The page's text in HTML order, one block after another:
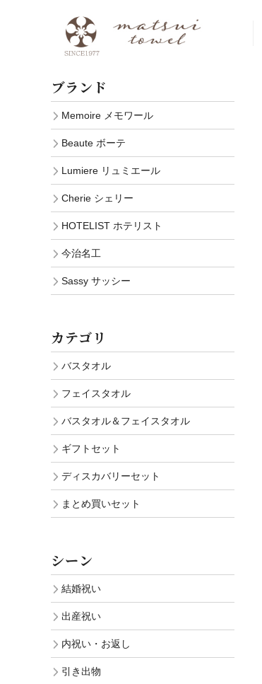
ブランド
Memoire メモワール
Beaute ボーテ
Lumiere リュミエール
Cherie シェリー
HOTELIST ホテリスト
今治名工
Sassy サッシー
カテゴリ
バスタオル
フェイスタオル
バスタオル＆フェイスタオル
ギフトセット
ディスカバリーセット
まとめ買いセット
シーン
結婚祝い
出産祝い
内祝い・お返し
引き出物